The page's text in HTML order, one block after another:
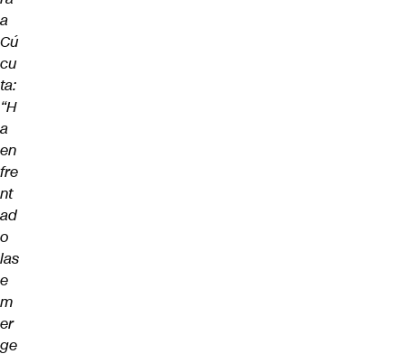
a
Cú
cu
ta:
“H
a
en
fre
nt
ad
o
las
e
m
er
ge